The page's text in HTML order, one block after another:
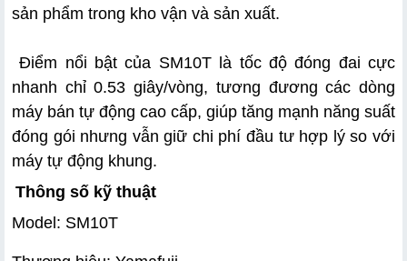
sản phẩm trong kho vận và sản xuất.
Điểm nổi bật của SM10T là tốc độ đóng đai cực
nhanh chỉ 0.53 giây/vòng, tương đương các dòng
máy bán tự động cao cấp, giúp tăng mạnh năng suất
đóng gói nhưng vẫn giữ chi phí đầu tư hợp lý so với
máy tự động khung.
Thông số kỹ thuật
Model: SM10T